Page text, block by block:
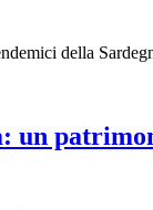
della
un